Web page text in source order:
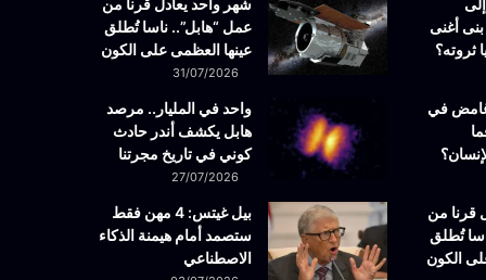
أغنى
ثروته؟
في
قرنا من
تُطلق
الكون
شهر واحد يعادل قرنا من
عمل “هابل”.. ناسا تُطلق
عينها العظمى على الكون
31/07/2026
واحد في المليار.. مرصد
هابل يكشف أندر حادث
كوني في تاريخ مجرتنا
27/07/2026
بيل غيتس: 4 مهن فقط
ستصمد أمام هيمنة الذكاء
الاصطناعي